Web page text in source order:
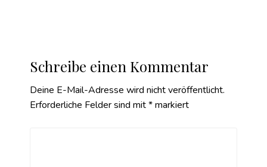
Schreibe einen Kommentar
Deine E-Mail-Adresse wird nicht veröffentlicht.
Erforderliche Felder sind mit*markiert